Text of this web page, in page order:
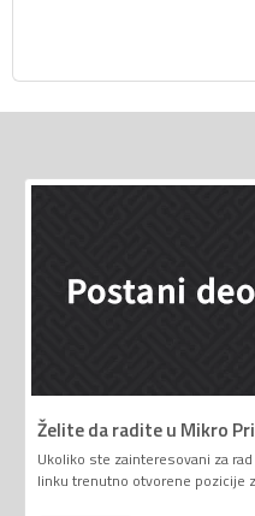
Želite da radite u Mikro
Ukoliko ste zainteresovani za
linku trenutno otvorene pozicije